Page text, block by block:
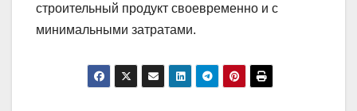
строительный продукт своевременно и с
минимальными затратами.